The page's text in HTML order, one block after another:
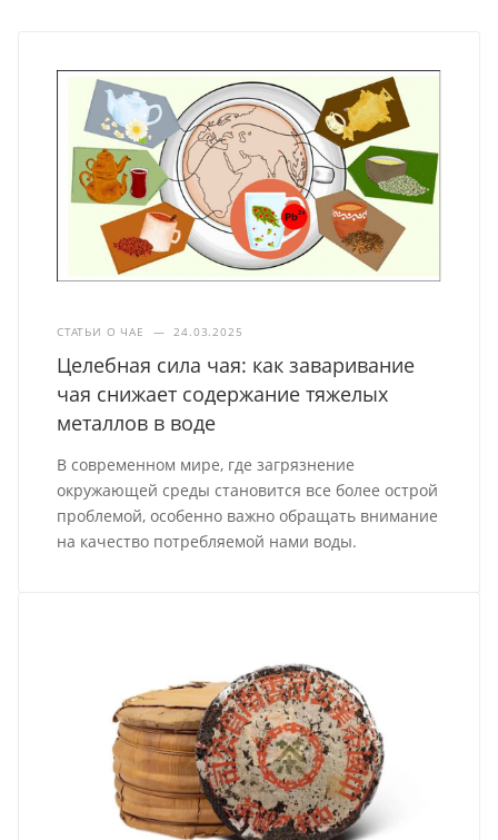
СТАТЬИ О ЧАЕ — 24.03.2025
Целебная сила чая: как заваривание
чая снижает содержание тяжелых
металлов в воде
В современном мире, где загрязнение
окружающей среды становится все более острой
проблемой, особенно важно обращать внимание
на качество потребляемой нами воды.